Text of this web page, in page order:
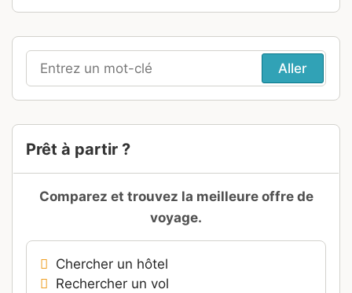
Recherche
pour
Prêt à partir ?
Comparez et trouvez la meilleure offre de
voyage.
Chercher un hôtel
Rechercher un vol